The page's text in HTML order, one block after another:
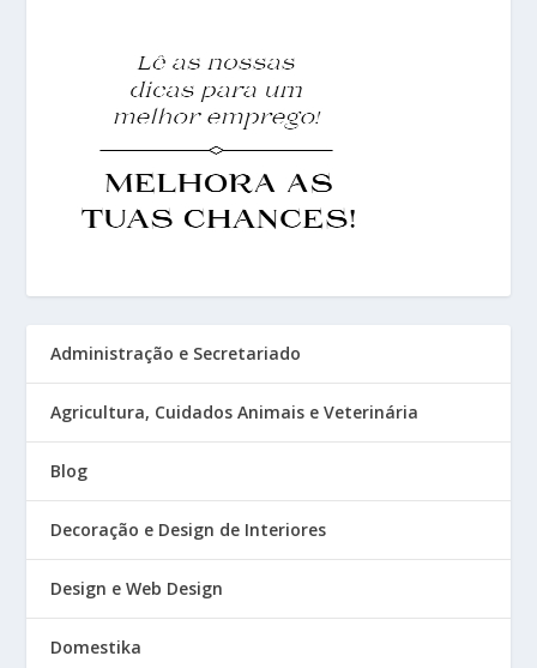
Administração e Secretariado
Agricultura, Cuidados Animais e Veterinária
Blog
Decoração e Design de Interiores
Design e Web Design
Domestika